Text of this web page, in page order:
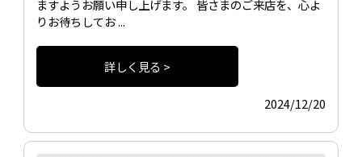
ますようお願い申し上げます。 皆さまのご来店を、心よ
りお待ちしてお ...
詳しく見る >
2024/12/20